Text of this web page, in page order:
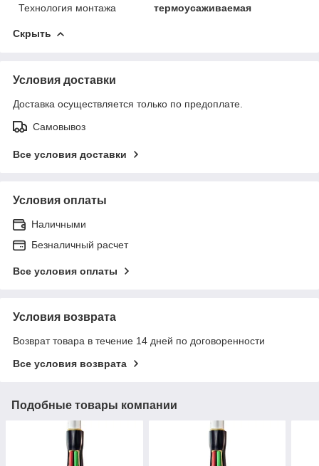
Технология монтажа
термоусаживаемая
Скрыть
Условия доставки
Доставка осуществляется только по предоплате.
Самовывоз
Все условия доставки
Условия оплаты
Наличными
Безналичный расчет
Все условия оплаты
Условия возврата
Возврат товара в течение 14 дней по договоренности
Все условия возврата
Подобные товары компании